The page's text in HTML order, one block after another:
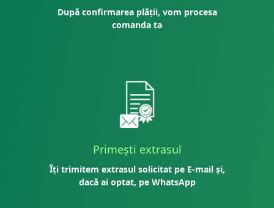
După confirmarea plății, vom procesa
comanda ta
Primești extrasul
Îți trimitem extrasul solicitat pe E-mail și,
dacă ai optat, pe WhatsApp